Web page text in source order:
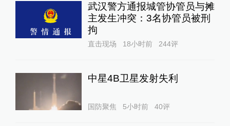
武汉警方通报城管协管员与摊
主发生冲突：3名协管员被刑
拘
直击现场 18小时前 244评
中星4B卫星发射失利
国防聚焦 5小时前 40评